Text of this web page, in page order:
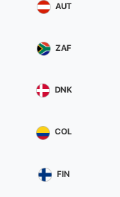
AUT
ZAF
DNK
COL
FIN